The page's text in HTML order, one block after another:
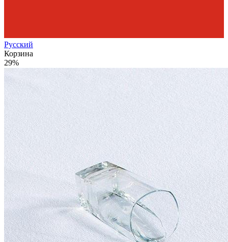
Русский
Корзина
29%